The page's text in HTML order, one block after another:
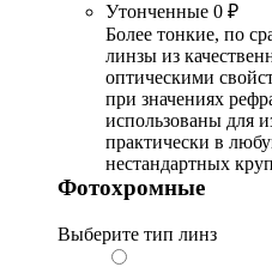
Утонченные 0 ₽
Более тонкие, по
линзы из
оптическими
при значениях
использованы для
практически в
нестандартных
Фотохромные
Выберите тип линз